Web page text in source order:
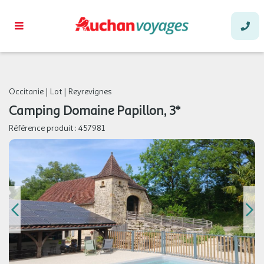
Occitanie | Lot | Reyrevignes
Camping Domaine Papillon, 3*
Référence produit : 457981